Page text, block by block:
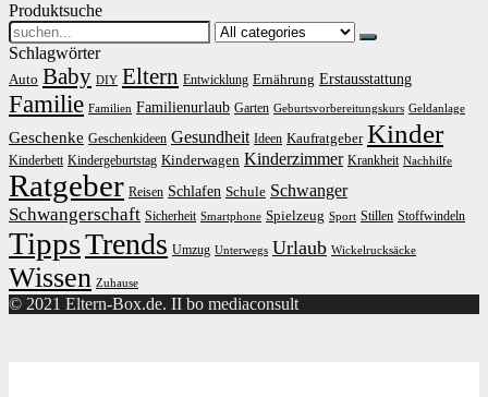
Produktsuche
Search
for:
Schlagwörter
Auto Baby DIY Eltern Entwicklung Ernährung Erstausstattung
Familie Familien Familienurlaub Garten Geburtsvorbereitungskurs Geldanlage
Geschenke Geschenkideen Gesundheit Ideen Kaufratgeber Kinder
Kinderbett Kindergeburtstag Kinderwagen Kinderzimmer Krankheit Nachhilfe
Ratgeber Reisen Schlafen Schule Schwanger
Schwangerschaft Sicherheit Smartphone Spielzeug Sport Stillen Stoffwindeln
TippsTrends Umzug Unterwegs Urlaub Wickelrucksäcke
Wissen Zuhause
© 2021 Eltern-Box.de. II bo mediaconsult